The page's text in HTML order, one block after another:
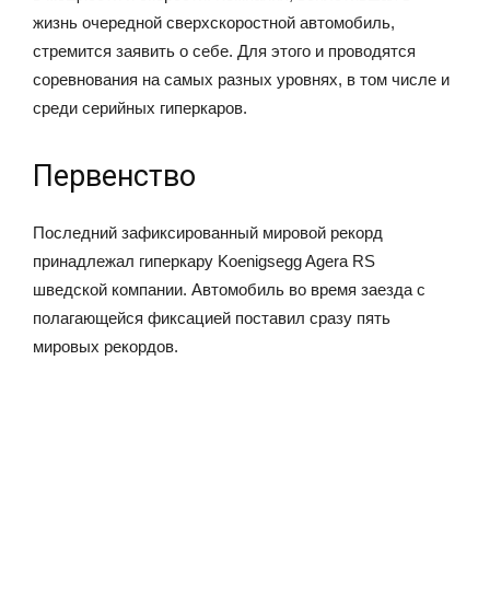
жизнь очередной сверхскоростной автомобиль,
стремится заявить о себе. Для этого и проводятся
соревнования на самых разных уровнях, в том числе и
среди серийных гиперкаров.
Первенство
Последний зафиксированный мировой рекорд
принадлежал гиперкару Koenigsegg Agera RS
шведской компании. Автомобиль во время заезда с
полагающейся фиксацией поставил сразу пять
мировых рекордов.